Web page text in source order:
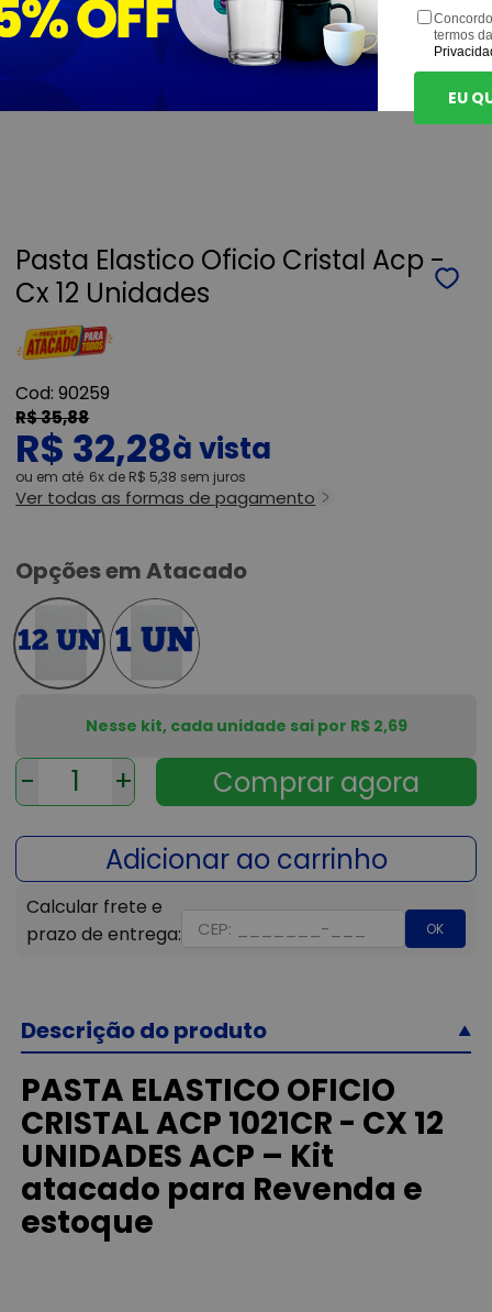
Pasta Elastico Oficio Cristal Acp -
Cx 12 Unidades
90259
R$ 35,88
R$ 32,28
ou 6x de R$ 5,38 sem juros
Ver todas as formas de pagamento
Opções em Atacado
- +
OK
Nesse kit, cada unidade sai por R$ 2,69
Descrição do produto
PASTA ELASTICO OFICIO
CRISTAL ACP 1021CR - CX 12
UNIDADES ACP – Kit
atacado para Revenda e
estoque
termos
EU